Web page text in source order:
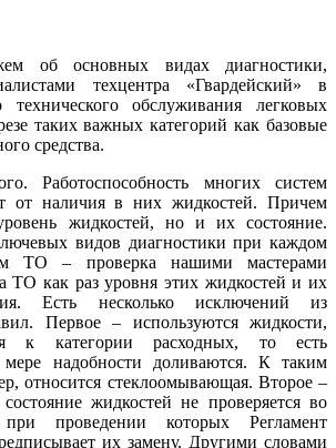
об основных видах диагностики,
техцентра «Гвардейский» в
технического обслуживания легковых
таких важных категорий как базовые
средства.
Работоспособность многих систем
от наличия в них жидкостей. Причем
жидкостей, но и их состояние.
видов диагностики при каждом
ТО – проверка нашими мастерами
ТО как раз уровня этих жидкостей и их
Есть несколько исключений из
Первое – используются жидкости,
к категории расходных, то есть
надобности доливаются. К таким
относится стеклоомывающая. Второе –
жидкостей не проверяется во
проведении которых Регламент
их замену. Другими словами